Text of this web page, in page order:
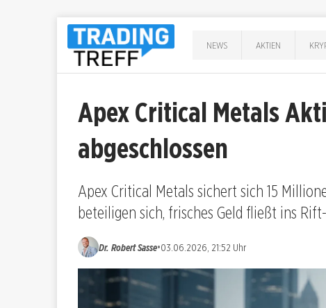
NEWS AKTIEN
Apex Critical Metals
abgeschlossen
Apex Critical Metals sichert sich 15
beteiligen sich, frisches Geld fließt ins
Dr. Robert Sasse•03.06.2026, 21:52 Uhr